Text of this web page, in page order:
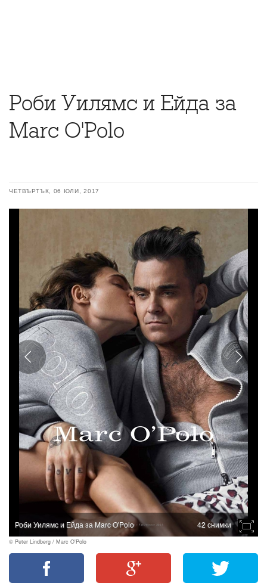
Роби Уилямс и Ейда за
Marc O'Polo
ЧЕТВЪРТЪК, 06 ЮЛИ, 2017
Роби Уилямс и Ейда за Marc O'Polo 42 снимки
© Peter Lindberg / Marc O'Polo